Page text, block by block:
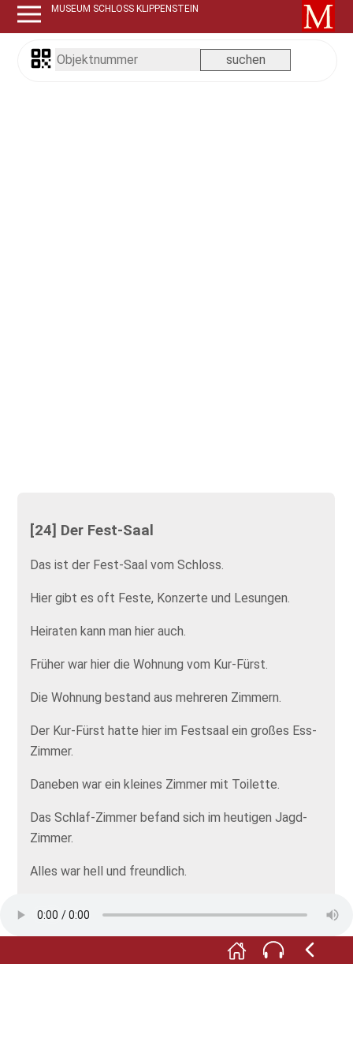
MUSEUM SCHLOSS KLIPPENSTEIN
[24] Der Fest-Saal
Das ist der Fest-Saal vom Schloss.
Hier gibt es oft Feste, Konzerte und Lesungen.
Heiraten kann man hier auch.
Früher war hier die Wohnung vom Kur-Fürst.
Die Wohnung bestand aus mehreren Zimmern.
Der Kur-Fürst hatte hier im Festsaal ein großes Ess-
Zimmer.
Daneben war ein kleines Zimmer mit Toilette.
Das Schlaf-Zimmer befand sich im heutigen Jagd-
Zimmer.
Alles war hell und freundlich.
Alle Abbildungen: © Museum Schloss Klippenstein